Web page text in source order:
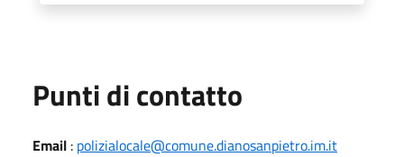
Punti di contatto
Email : polizialocale@comune.dianosanpietro.im.it